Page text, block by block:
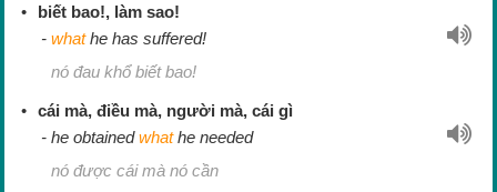
biết bao!, làm sao!
whathe has suffered!
nó đau khổ biết bao!
cái mà, điều mà, người mà, cái gì
he obtainedwhathe needed
nó được cái mà nó cần